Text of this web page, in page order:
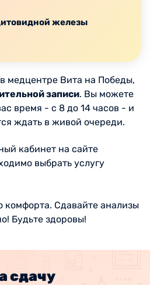
железы
медцентре Вита на Победы,
записи. Вы можете
время - с 8 до 14 часов - и
ждать в живой очереди.
кабинет на сайте
выбрать услугу
комфорта. Сдавайте анализы
Будьте здоровы!
сдачу